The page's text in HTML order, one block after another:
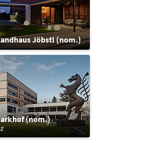
Jöbstl (nom.)
(nom.)